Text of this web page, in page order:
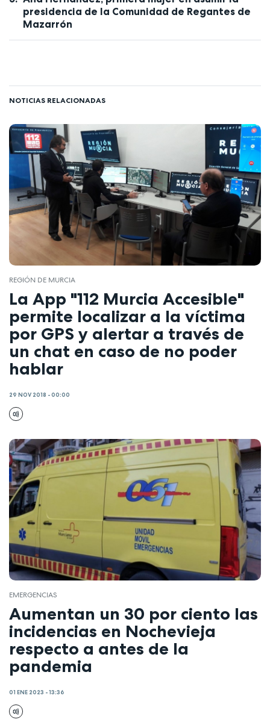
presidencia de la Comunidad de Regantes de
Mazarrón
NOTICIAS RELACIONADAS
REGIÓN DE MURCIA
La App "112 Murcia Accesible"
permite localizar a la víctima
por GPS y alertar a través de
un chat en caso de no poder
hablar
29 NOV 2018 - 00:00
EMERGENCIAS
Aumentan un 30 por ciento las
incidencias en Nochevieja
respecto a antes de la
pandemia
01 ENE 2023 - 13:36